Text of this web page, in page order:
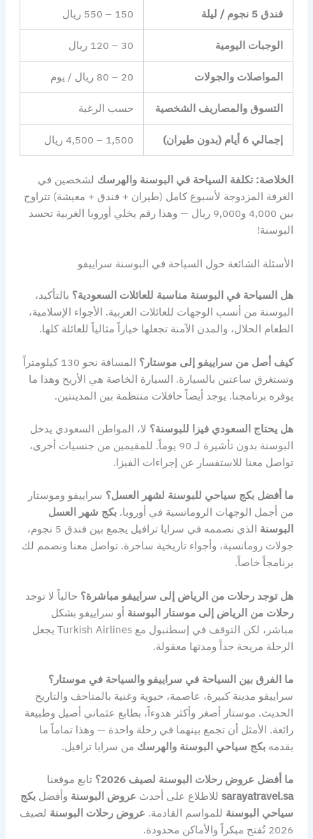
فندق 5 نجوم / ليلة 150 – 550 ريال
الوجبات اليومية 30 – 120 ريال
المواصلات والجولات 20 – 80 ريال / يوم
التسوق والمصاريف الشخصية حسب الرغبة
إجمالي 6 أيام (بدون طيران) 1,500 – 4,500 ريال
الخلاصة: تكلفة السياحة في البوسنة والهرسك لشخصين في
الغرفة المزدوجة لأسبوع كامل (طيران + فندق + معيشة) تتراوح
بين 4,000 و9,000 ريال — وهذا رقم يخلي أوروبا الغربية تحسد
البوسنة!
الأسئلة الشائعة حول السياحة في البوسنة سراييفو
هل السياحة في البوسنة مناسبة للعائلات السعودية؟ بالتأكيد،
البوسنة من أنسب الوجهات للعائلات العربية. الأجواء الإسلامية،
الطعام الحلال، والمدن الآمنة تجعلها خياراً مثالياً للعائلة كلها.
كيف أصل من سراييفو إلى موستار؟
المسافة نحو 130 كيلومتراً
وتستغرق ساعتين بالسيارة. السيارة الخاصة هي الأريح وهذا ما
يوفره برنامجنا. يوجد أيضاً حافلات منتظمة بين المدينتين.
هل يحتاج السعودي فيزا للبوسنة؟ لا، المواطن السعودي يدخل
البوسنة بدون تأشيرة لـ 90 يوماً. للمقيمين من جنسيات أخرى،
تواصل معنا للاستفسار عن إجراءات الفيزا.
ما أفضل بكج سياحي للبوسنة لشهر العسل؟ سراييفو وموستار
من أجمل الوجهات الرومانسية في أوروبا. بكج شهر العسل
البوسنة
الذي نصممه في سرايا ترافيل يجمع بين فندق 5 نجوم،
جولات رومانسية، وأجواء تاريخية ساحرة. تواصل معنا ونصمم لك
برنامجاً خاصاً.
هل توجد رحلات من الرياض إلى سراييفو مباشرة؟ حالياً لا توجد
رحلات من الرياض إلى موستار البوسنة أو سراييفو بشكل
مباشر، لكن التوقف في إسطنبول مع Turkish Airlines يجعل
الرحلة مريحة جداً ومدتها معقولة.
ما الفرق بين السياحة في سراييفو والسياحة في موستار؟
سراييفو مدينة كبيرة، عاصمة، حيوية وغنية بالمتاحف والتاريخ
الحديث. موستار أصغر وأكثر هدوءاً، بطابع عثماني أصيل وطبيعة
رائعة. الأمثل أن تجمع بينهما في رحلة واحدة — وهذا تماماً ما
يقدمه بكج سياحي البوسنة والهرسك من سرايا ترافيل.
ما أفضل عروض رحلات البوسنة لصيف 2026؟
تابع موقعنا
sarayatravel.saللاطلاع على أحدث عروض البوسنة وأفضل بكج
سياحي البوسنة للمواسم القادمة. عروض رحلات البوسنة لصيف
2026 تُفتح مبكراً والأماكن محدودة.